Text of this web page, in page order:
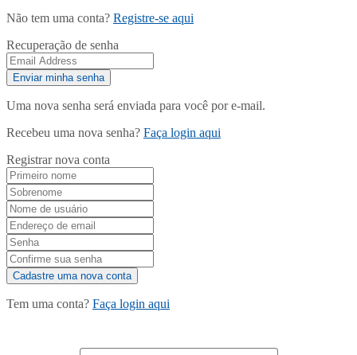
Não tem uma conta? Registre-se aqui
Recuperação de senha
Uma nova senha será enviada para você por e-mail.
Recebeu uma nova senha? Faça login aqui
Registrar nova conta
Tem uma conta? Faça login aqui